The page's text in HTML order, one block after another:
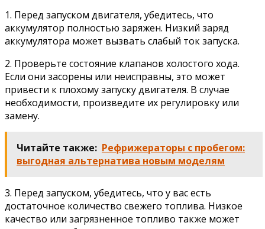
1. Перед запуском двигателя, убедитесь, что
аккумулятор полностью заряжен. Низкий заряд
аккумулятора может вызвать слабый ток запуска.
2. Проверьте состояние клапанов холостого хода.
Если они засорены или неисправны, это может
привести к плохому запуску двигателя. В случае
необходимости, произведите их регулировку или
замену.
Читайте также: Рефрижераторы с пробегом:
выгодная альтернатива новым моделям
3. Перед запуском, убедитесь, что у вас есть
достаточное количество свежего топлива. Низкое
качество или загрязненное топливо также может